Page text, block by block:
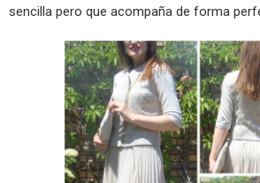
sencilla pero que acompaña de forma